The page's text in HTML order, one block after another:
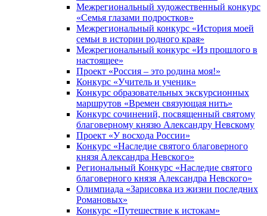
Межрегиональный художественный конкурс
«Семья глазами подростков»
Межрегиональный конкурс «История моей
семьи в истории родного края»
Межрегиональный конкурс «Из прошлого в
настоящее»
Проект «Россия – это родина моя!»
Конкурс «Учитель и ученик»
Конкурс образовательных экскурсионных
маршрутов «Времен связующая нить»
Конкурс сочинений, посвященный святому
благоверному князю Александру Невскому
Проект «У восхода России»
Конкурс «Наследие святого благоверного
князя Александра Невского»
Региональный Конкурс «Наследие святого
благоверного князя Александра Невского»
Олимпиада «Зарисовка из жизни последних
Романовых»
Конкурс «Путешествие к истокам»